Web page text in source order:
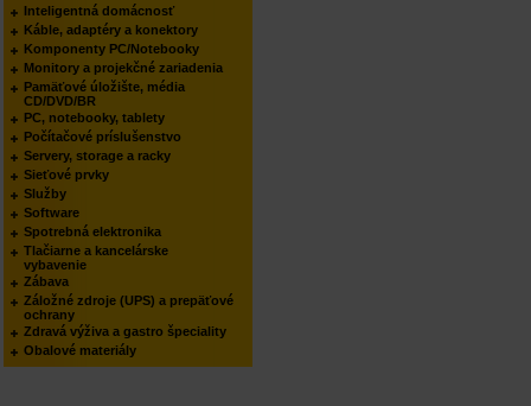
Inteligentná domácnosť
Káble, adaptéry a konektory
Komponenty PC/Notebooky
Monitory a projekčné zariadenia
Pamäťové úložište, média
CD/DVD/BR
PC, notebooky, tablety
Počítačové príslušenstvo
Servery, storage a racky
Sieťové prvky
Služby
Software
Spotrebná elektronika
Tlačiarne a kancelárske
vybavenie
Zábava
Záložné zdroje (UPS) a prepäťové
ochrany
Zdravá výživa a gastro špeciality
Obalové materiály